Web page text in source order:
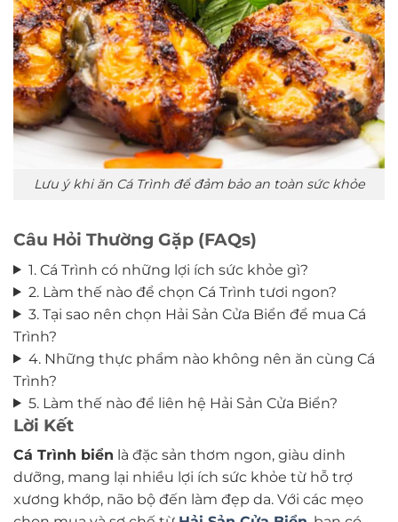
Lưu ý khi ăn Cá Trình để đảm bảo an toàn sức khỏe
Câu Hỏi Thường Gặp (FAQs)
1. Cá Trình có những lợi ích sức khỏe gì?
2. Làm thế nào để chọn Cá Trình tươi ngon?
3. Tại sao nên chọn Hải Sản Cửa Biển để mua Cá
Trình?
4. Những thực phẩm nào không nên ăn cùng Cá
Trình?
5. Làm thế nào để liên hệ Hải Sản Cửa Biển?
Lời Kết
Cá Trình biển là đặc sản thơm ngon, giàu dinh
dưỡng, mang lại nhiều lợi ích sức khỏe từ hỗ trợ
xương khớp, não bộ đến làm đẹp da. Với các mẹo